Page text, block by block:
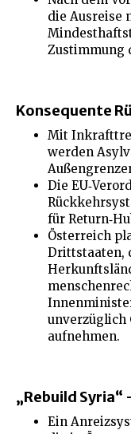
die Ausreise
Zustimmung
Konsequente
Mit
werden
Die
für
Österreich
Drittstaaten,
unverzüglich
aufnehmen.
„Rebuild
Ein